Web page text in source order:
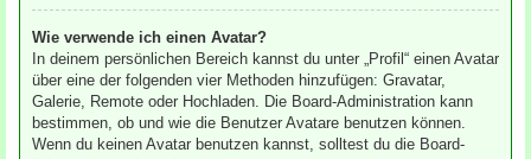
Wie verwende ich einen Avatar?
In deinem persönlichen Bereich kannst du unter „Profil“ einen Avatar
über eine der folgenden vier Methoden hinzufügen: Gravatar,
Galerie, Remote oder Hochladen. Die Board-Administration kann
bestimmen, ob und wie die Benutzer Avatare benutzen können.
Wenn du keinen Avatar benutzen kannst, solltest du die Board-